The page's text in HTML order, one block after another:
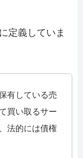
定義していま
有している売
買い取るサー
法的には債権